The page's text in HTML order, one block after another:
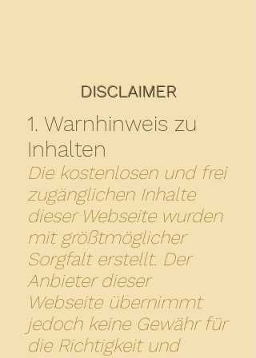
DISCLAIMER
1. Warnhinweis zu
Inhalten
Die kostenlosen und frei
zugänglichen Inhalte
dieser Webseite wurden
mit größtmöglicher
Sorgfalt erstellt. Der
Anbieter dieser
Webseite übernimmt
jedoch keine Gewähr für
die Richtigkeit und